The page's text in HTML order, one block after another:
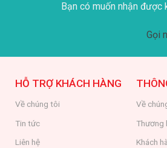
Bạn có muốn nhận được
Gọi
HỖ TRỢ KHÁCH HÀNG
Về chúng tôi
Tin tức
Liên hệ
Về
Thương
Khách